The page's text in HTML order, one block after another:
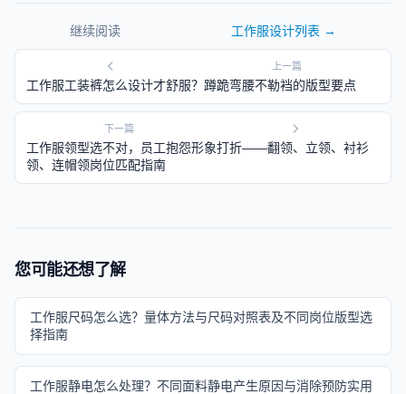
继续阅读 工作服设计列表 →
上一篇
工作服工装裤怎么设计才舒服？蹲跪弯腰不勒裆的版型要点
下一篇
工作服领型选不对，员工抱怨形象打折——翻领、立领、衬衫
领、连帽领岗位匹配指南
您可能还想了解
工作服尺码怎么选？量体方法与尺码对照表及不同岗位版型选
择指南
工作服静电怎么处理？不同面料静电产生原因与消除预防实用